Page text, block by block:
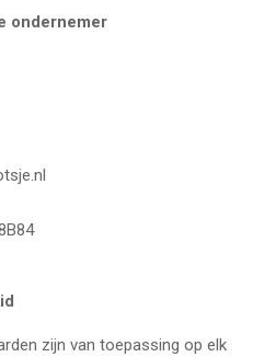
ondernemer
zijn van toepassing op elk